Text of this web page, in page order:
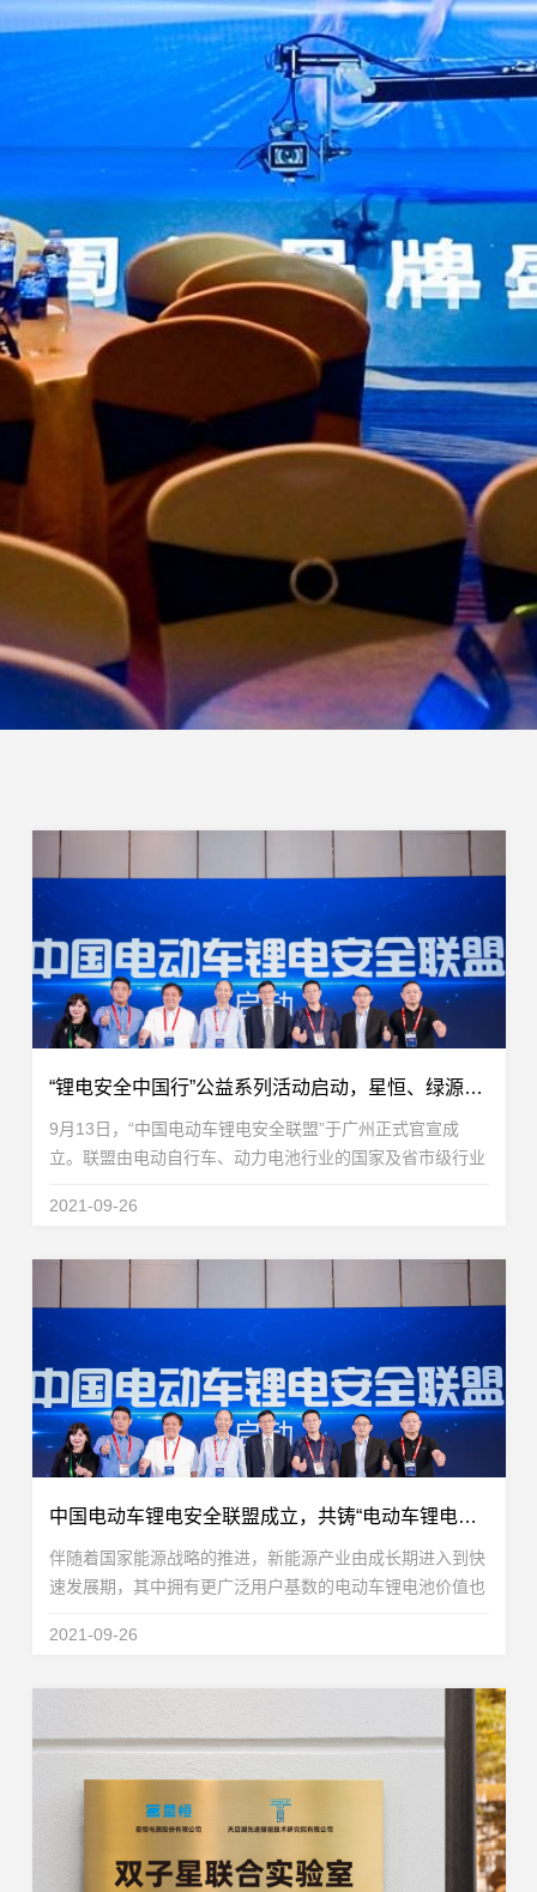
“锂电安全中国行”公益系列活动启动，星恒、绿源扛起锂电安全大旗
9月13日，“中国电动车锂电安全联盟”于广州正式官宣成
立。联盟由电动自行车、动力电池行业的国家及省市级行业
会、中国化学与物理电源行业协会动力电池应用分会...
2021-09-26
中国电动车锂电安全联盟成立，共铸“电动车锂电池全产业链安全系统”
伴随着国家能源战略的推进，新能源产业由成长期进入到快
速发展期，其中拥有更广泛用户基数的电动车锂电池价值也
着企业水平参差不齐、配套安全管理措施不完善、...
2021-09-26